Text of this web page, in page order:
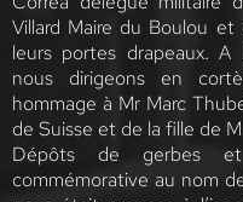
Villard Maire du Boulou et
leurs portes drapeaux.
nous dirigeons en
hommage à Mr Marc
de Suisse et de la fille de
Dépôts de gerbes
commémorative au nom